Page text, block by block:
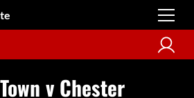
v Chester